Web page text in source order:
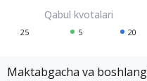
25 5 20
Maktabgacha va